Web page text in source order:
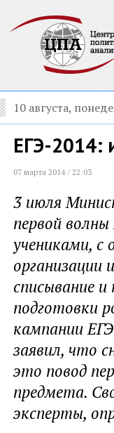
10 августа,
ЕГЭ-2014:
07 марта 2014 / 22:03
3 июля
первой
учениками, с
организации
списывание и
подготовки
кампании
заявил, что
это повод
предмета.
эксперты,